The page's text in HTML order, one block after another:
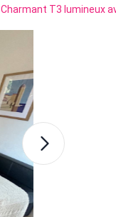
Charmant T3 lumineux